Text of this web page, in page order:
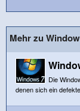
Mehr zu
Die
denen sich ein